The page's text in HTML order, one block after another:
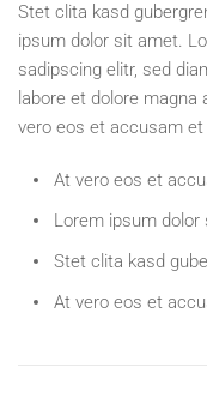
Stet clita kasd
ipsum dolor sit amet.
sadipscing elitr, sed
labore et dolore
vero eos et accusam
At vero eos et
Lorem ipsum
Stet clita kasd
At vero eos et